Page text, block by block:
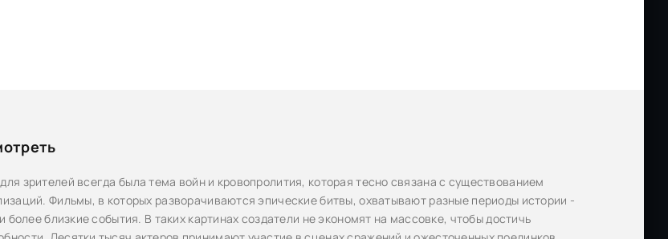
зрителей всегда была тема войн и кровопролития, которая тесно связана с существованием
Фильмы, в которых разворачиваются эпические битвы, охватывают разные периоды истории -
более близкие события. В таких картинах создатели не экономят на массовке, чтобы достичь